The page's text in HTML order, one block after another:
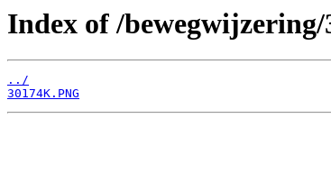
Index of /bewegwijzering/
../
30174K.PNG